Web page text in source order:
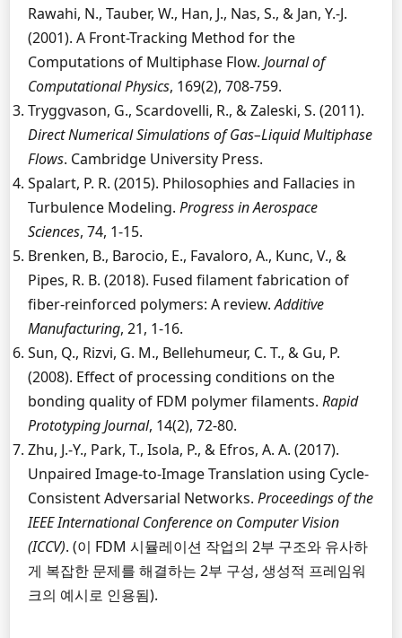
Rawahi, N., Tauber, W., Han, J., Nas, S., & Jan, Y.-J.
(2001). A Front-Tracking Method for the
Computations of Multiphase Flow. Journal of
Computational Physics, 169(2), 708-759.
Tryggvason, G., Scardovelli, R., & Zaleski, S. (2011).
Direct Numerical Simulations of Gas–Liquid Multiphase
Flows. Cambridge University Press.
Spalart, P. R. (2015). Philosophies and Fallacies in
Turbulence Modeling. Progress in Aerospace
Sciences, 74, 1-15.
Brenken, B., Barocio, E., Favaloro, A., Kunc, V., &
Pipes, R. B. (2018). Fused filament fabrication of
fiber-reinforced polymers: A review.Additive
Manufacturing, 21, 1-16.
Sun, Q., Rizvi, G. M., Bellehumeur, C. T., & Gu, P.
(2008). Effect of processing conditions on the
bonding quality of FDM polymer filaments. Rapid
Prototyping Journal, 14(2), 72-80.
Zhu, J.-Y., Park, T., Isola, P., & Efros, A. A. (2017).
Unpaired Image-to-Image Translation using Cycle-
Consistent Adversarial Networks. Proceedings of the
IEEE International Conference on Computer Vision
(ICCV). (이 FDM 시뮬레이션 작업의 2부 구조와 유사하
게 복잡한 문제를 해결하는 2부 구성, 생성적 프레임워
크의 예시로 인용됨).